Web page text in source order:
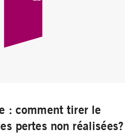
: comment tirer le
pertes non réalisées?